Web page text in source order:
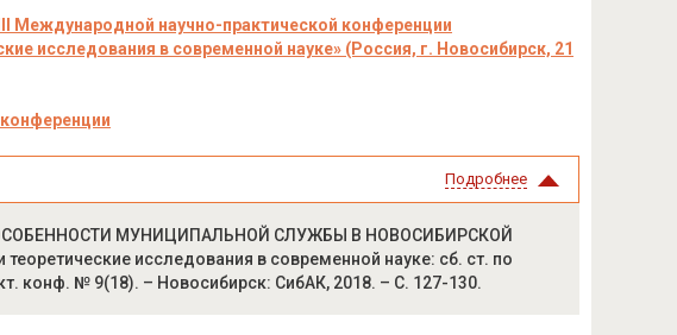
Международной научно-практической конференции
исследования в современной науке» (Россия, г. Новосибирск, 21
Подробнее
МУНИЦИПАЛЬНОЙ СЛУЖБЫ В НОВОСИБИРСКОЙ
исследования в современной науке: сб. ст. по
конф. № 9(18). – Новосибирск: СибАК, 2018. – С. 127-130.